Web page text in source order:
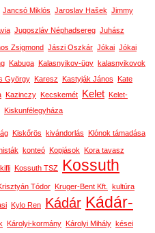
Jancsó Miklós Jaroslav Hašek Jimmy
Jugoszláv Néphadsereg Juhász
Zsigmond Jászi Oszkár Jókai Jókai
Kabuga Kalasnyikov-ügy kalasnyikovok
György Karesz Kastyják János Kate
Kazinczy Kecskemét Kelet Kelet-
Kiskunfélegyháza
Kiskőrös kivándorlás Klónok támadása
konteó Kopjások Kora tavasz
Kossuth TSZ Kossuth
Tódor Kruger-Bent Kft. kultúra
Kylo Ren Kádár Kádár-
Károlyi-kormány Károlyi Mihály kései